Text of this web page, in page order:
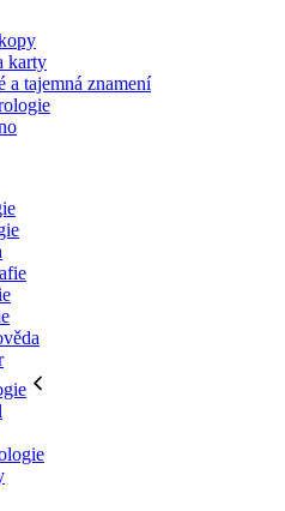
karty
a tajemná znamení